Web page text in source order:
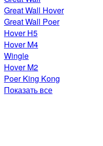
Great Wall Hover
Great Wall Poer
Hover H5
Hover M4
Wingle
Hover M2
Poer King Kong
Показать все